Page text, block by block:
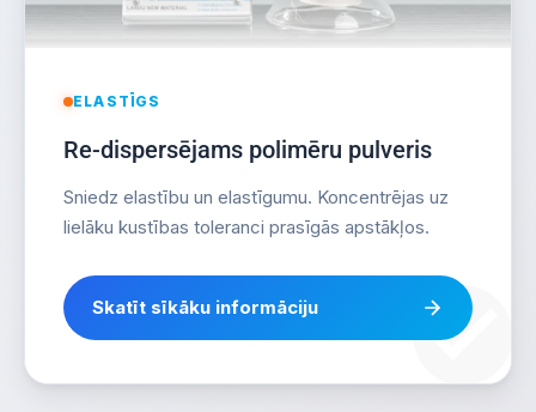
ELASTĪGS
Re-dispersējams polimēru pulveris
Sniedz elastību un elastīgumu. Koncentrējas uz
lielāku kustības toleranci prasīgās apstākļos.
Skatīt sīkāku informāciju